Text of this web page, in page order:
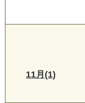
11月(1)